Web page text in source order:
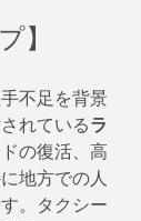
】
不足を背景
れているラ
の復活、高
地方での人
。タクシー